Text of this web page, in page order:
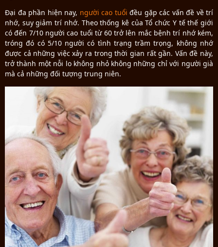
Đại đa phần hiện nay, người cao tuổi đều gặp các vấn đề về trí
nhớ, suy giảm trí nhớ. Theo thống kê của Tổ chức Y tế thế giới
có đến 7/10 người cao tuổi từ 60 trở lên mắc bệnh trí nhớ kém,
tróng đó có 5/10 người có tình trạng trầm trọng, không nhớ
được cả những việc xảy ra trong thời gian rất gần. Vấn đề này,
trở thành một nỗi lo không nhỏ không những chỉ với người già
mà cả những đối tượng trung niên.